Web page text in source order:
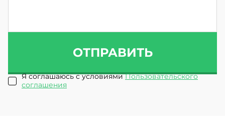
ОТПРАВИТЬ
Я соглашаюсь с условиямиПользовательского
соглашения